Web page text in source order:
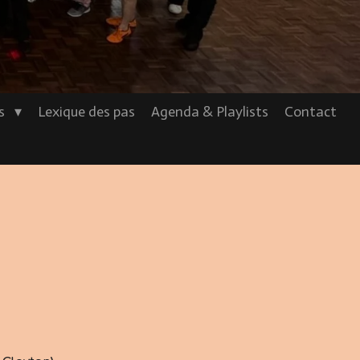
Lexique des pas Agenda & Playlists Contact